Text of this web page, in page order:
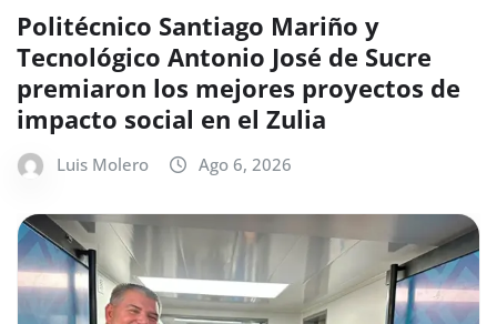
Politécnico Santiago Mariño y
Tecnológico Antonio José de Sucre
premiaron los mejores proyectos de
impacto social en el Zulia
Luis Molero Ago 6, 2026